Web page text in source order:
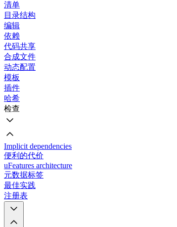
清单
目录结构
编辑
依赖
代码共享
合成文件
动态配置
模板
插件
哈希
检查
Implicit dependencies
便利的代价
uFeatures architecture
元数据标签
最佳实践
注册表